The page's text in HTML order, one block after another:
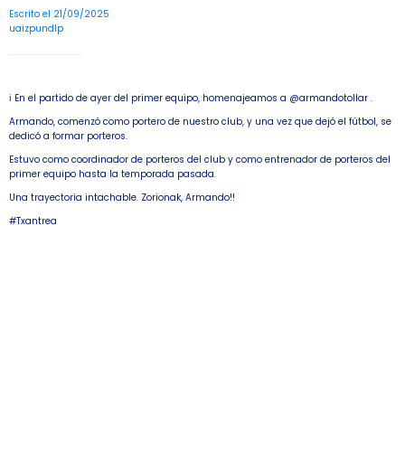
Escrito el 21/09/2025
uaizpundlp
ℹ️ En el partido de ayer del primer equipo, homenajeamos a @armandotollar .
Armando, comenzó como portero de nuestro club, y una vez que dejó el fútbol, se
dedicó a formar porteros.
Estuvo como coordinador de porteros del club y como entrenador de porteros del
primer equipo hasta la temporada pasada.
Una trayectoria intachable. Zorionak, Armando!!
#Txantrea